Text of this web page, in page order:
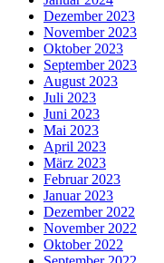
Dezember 2023
November 2023
Oktober 2023
September 2023
August 2023
Juli 2023
Juni 2023
Mai 2023
April 2023
März 2023
Februar 2023
Januar 2023
Dezember 2022
November 2022
Oktober 2022